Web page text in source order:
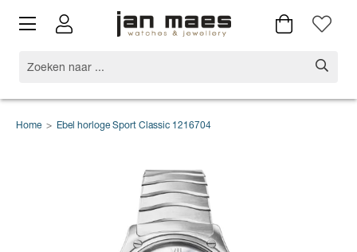
Home > Ebel horloge Sport Classic 1216704